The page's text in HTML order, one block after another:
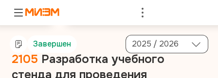
Завершен 2025 / 2026
2105 Разработка учебного
стенда для проведения